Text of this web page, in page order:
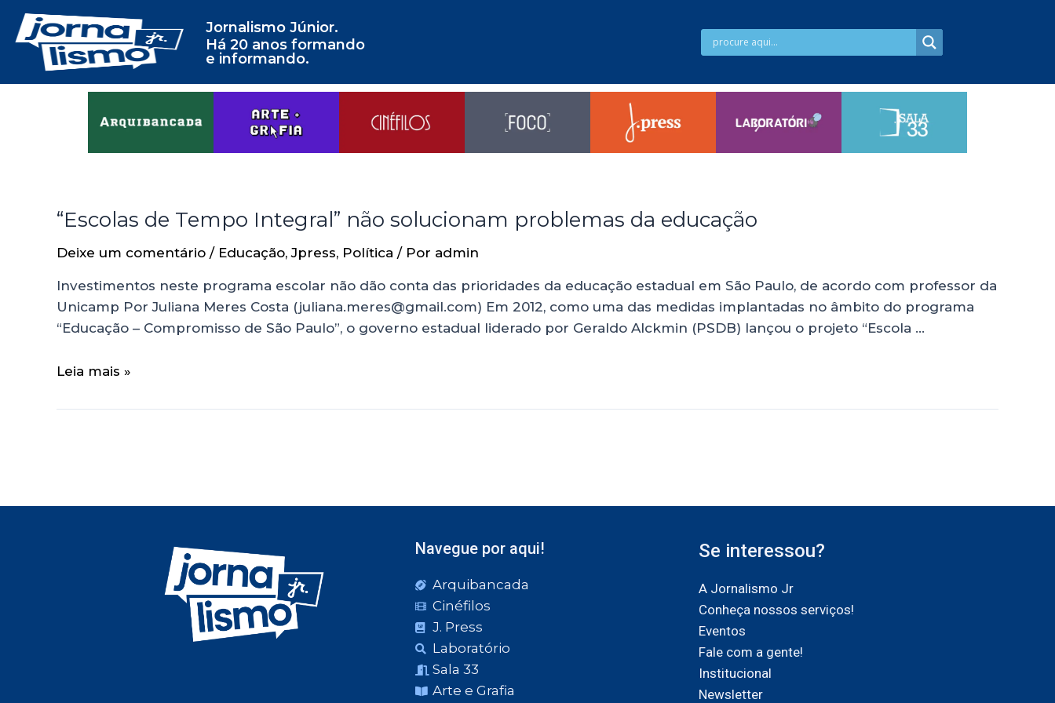
Jornalismo Júnior.
Há 20 anos formando
e informando.
“Escolas de Tempo Integral” não solucionam problemas da educação
Deixe um comentário / Educação,Jpress, Política / Por admin
Investimentos neste programa escolar não dão conta das prioridades da educação estadual em São Paulo, de acordo com professor da
Unicamp Por Juliana Meres Costa (juliana.meres@gmail.com) Em 2012, como uma das medidas implantadas no âmbito do programa
“Educação – Compromisso de São Paulo”, o governo estadual liderado por Geraldo Alckmin (PSDB) lançou o projeto “Escola …
Leia mais »
Navegue por aqui!
Arquibancada
Cinéfilos
J. Press
Laboratório
Sala 33
Arte e Grafia
Se interessou?
A Jornalismo Jr
Conheça nossos serviços!
Eventos
Fale com a gente!
Institucional
Newsletter